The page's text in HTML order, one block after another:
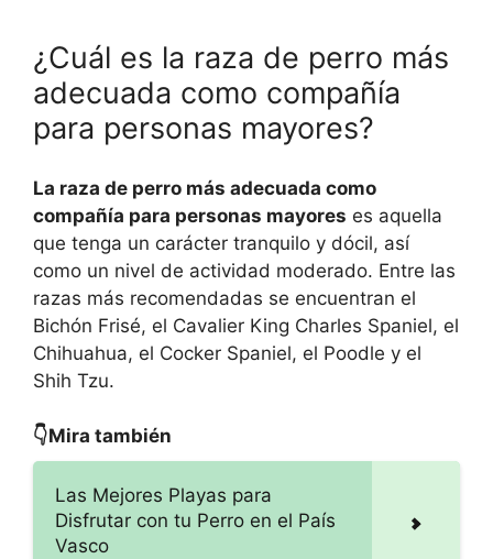
¿Cuál es la raza de perro más
adecuada como compañía
para personas mayores?
La raza de perro más adecuada como
compañía para personas mayores es aquella
que tenga un carácter tranquilo y dócil, así
como un nivel de actividad moderado. Entre las
razas más recomendadas se encuentran el
Bichón Frisé, el Cavalier King Charles Spaniel, el
Chihuahua, el Cocker Spaniel, el Poodle y el
Shih Tzu.
👇Mira también
Las Mejores Playas para
Disfrutar con tu Perro en el País
Vasco